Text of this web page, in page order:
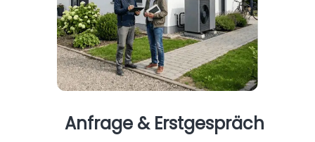
Anfrage & Erstgespräch